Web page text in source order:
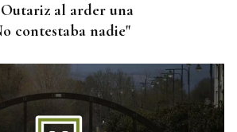
al arder una
contestaba nadie"